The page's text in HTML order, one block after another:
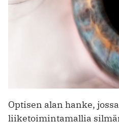
Optisen alan hanke,
liiketoimintamallia